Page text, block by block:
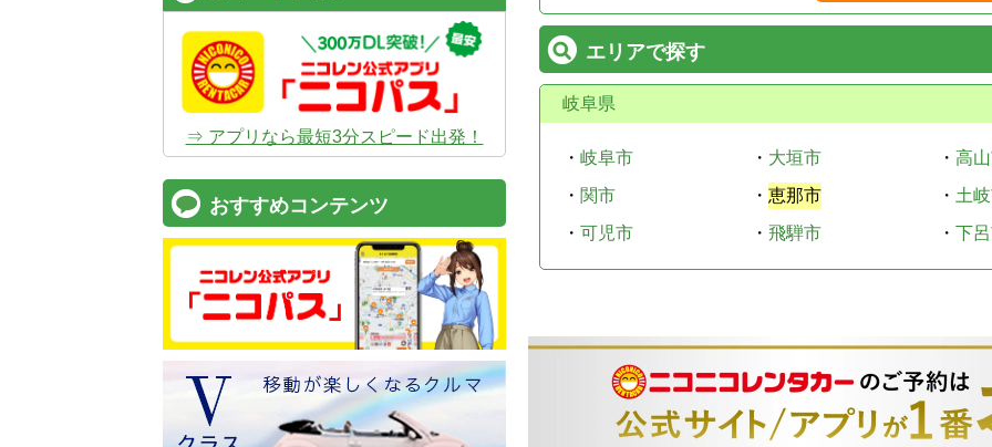
エリアで探す
岐阜県
・ 岐阜市 ・ 大垣市 ・ 高
・ 関市 ・ 恵那市 ・ 土
・ 可児市 ・ 飛騨市 ・ 下
⇒ アプリなら最短3分スピード出発！
おすすめコンテンツ